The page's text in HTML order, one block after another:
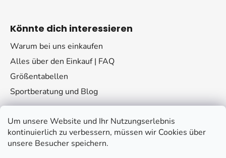
Um unsere Website und Ihr Nutzungserlebnis
kontinuierlich zu verbessern, müssen wir Cookies über
unsere Besucher speichern.
Könnte dich interessieren
Warum bei uns einkaufen
Alles über den Einkauf | FAQ
Größentabellen
Sportberatung und Blog